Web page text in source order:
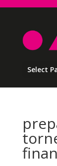
Select